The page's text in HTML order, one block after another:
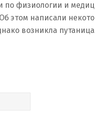
по физиологии и
этом написали
возникла